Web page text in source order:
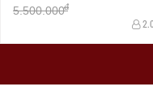
5.500.000đ